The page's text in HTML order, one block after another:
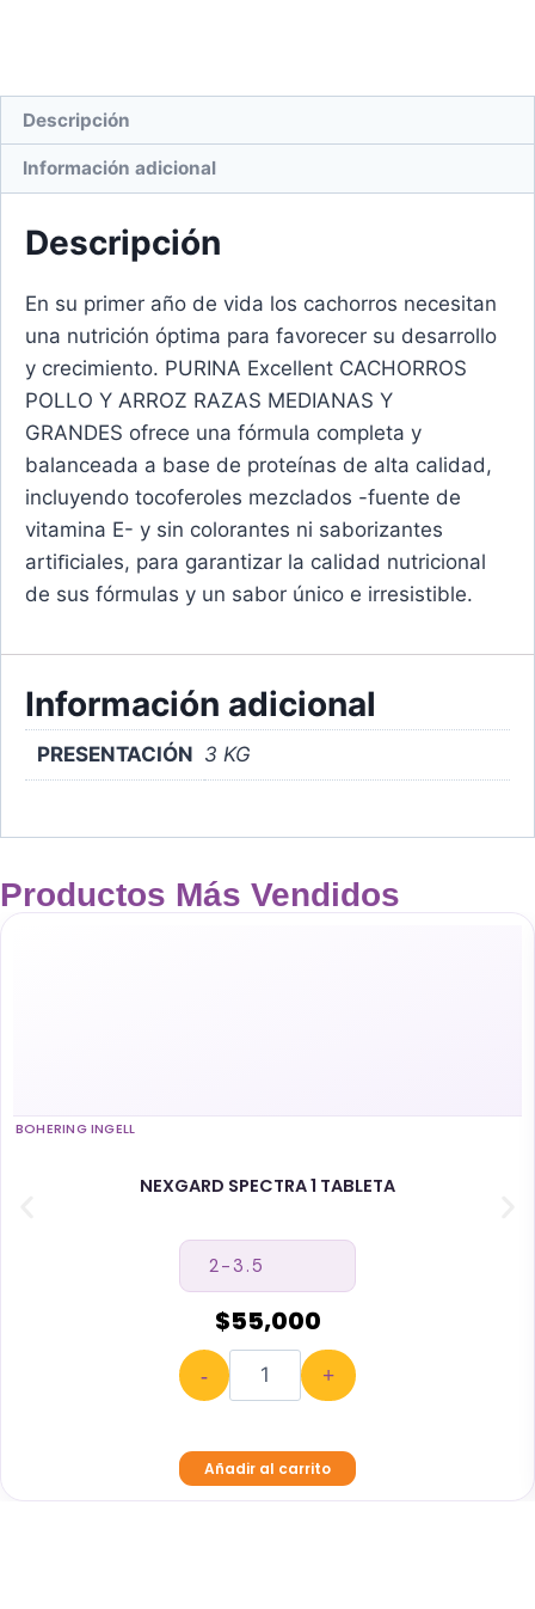
Descripción
Información adicional
Descripción
En su primer año de vida los cachorros necesitan
una nutrición óptima para favorecer su desarrollo
y crecimiento. PURINA Excellent CACHORROS
POLLO Y ARROZ RAZAS MEDIANAS Y
GRANDES ofrece una fórmula completa y
balanceada a base de proteínas de alta calidad,
incluyendo tocoferoles mezclados -fuente de
vitamina E- y sin colorantes ni saborizantes
artiﬁciales, para garantizar la calidad nutricional
de sus fórmulas y un sabor único e irresistible.
Información adicional
PRESENTACIÓN 3 KG
Productos Más Vendidos
BOHERING INGELL
NEXGARD SPECTRA 1 TABLETA
$55,000
- +
Añadir al carrito